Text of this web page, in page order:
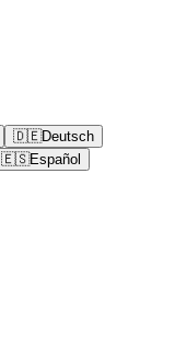
🇩🇪Deutsch
🇪🇸Español